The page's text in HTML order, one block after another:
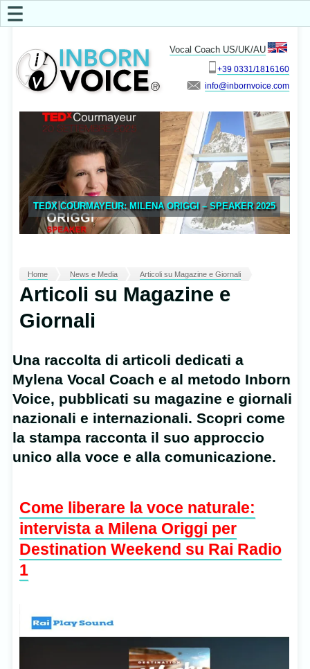
Vocal Coach US/UK/AU
+39 0331/1816160
info
☰
TEDX COURMAYEUR: MILENA ORIGGI – SPEAKER 2025
Home News e Media Articoli su Magazine e Giornali
Articoli su Magazine e
Giornali
Una raccolta di articoli dedicati a
Mylena Vocal Coach e al metodo Inborn
Voice, pubblicati su magazine e giornali
nazionali e internazionali. Scopri come
la stampa racconta il suo approccio
unico alla voce e alla comunicazione.
Come liberare la voce naturale:
intervista a Milena Origgi per
Destination Weekend su Rai Radio
1